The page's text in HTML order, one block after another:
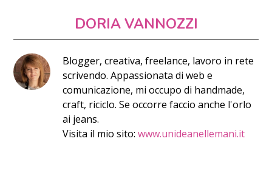
DORIA VANNOZZI
Blogger, creativa, freelance, lavoro in rete
scrivendo. Appassionata di web e
comunicazione, mi occupo di handmade,
craft, riciclo. Se occorre faccio anche l'orlo
ai jeans.
Visita il mio sito:www.unideanellemani.it